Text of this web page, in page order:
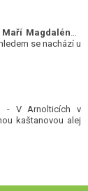
se nachází u
- V Arnolticích v
kaštanovou alej